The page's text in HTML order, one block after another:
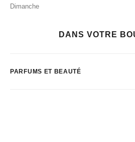
Dimanche
DANS VOTRE
PARFUMS ET BEAUTÉ